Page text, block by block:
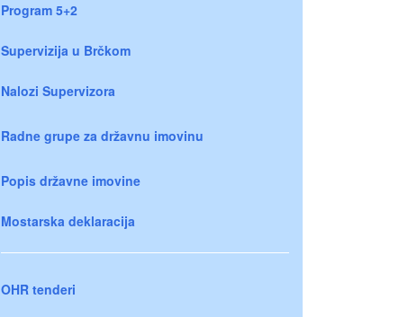
Program 5+2
Supervizija u Brčkom
Nalozi Supervizora
Radne grupe za državnu imovinu
Popis državne imovine
Mostarska deklaracija
OHR tenderi